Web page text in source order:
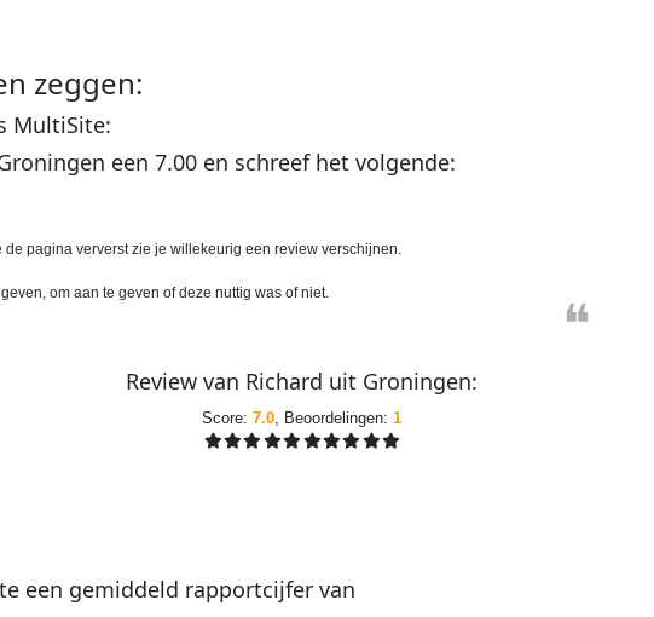
zeggen:
MultiSite:
een 7.00en schreef het volgende:
pagina ververst zie je willekeurig een review verschijnen.
om aan te geven of deze nuttig was of niet.
❝
Review van Richard uit Groningen:
Score:7.0, Beoordelingen:1
een gemiddeld rapportcijfervan